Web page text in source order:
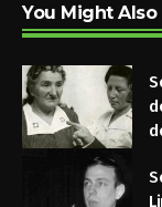
You Might Also